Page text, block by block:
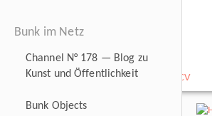
NEWS BILDARCHIV CV
Bunk im Netz
Channel N° 178 — Blog zu
Kunst und Öffentlichkeit
Bunk Objects